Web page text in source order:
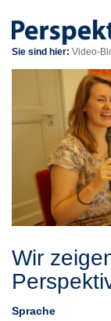
Sie sind hier: Video-
Wir
Sprache